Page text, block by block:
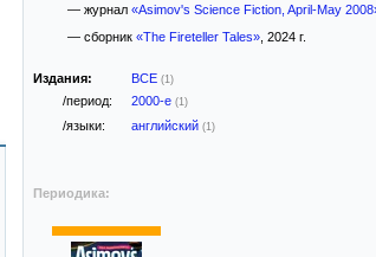
— журнал «Asimov's Science Fiction, April-May
— сборник «The Fireteller Tales», 2024 г.
Издания: ВСЕ (1)
/период: 2000-е (1)
/языки: английский (1)
Периодика: